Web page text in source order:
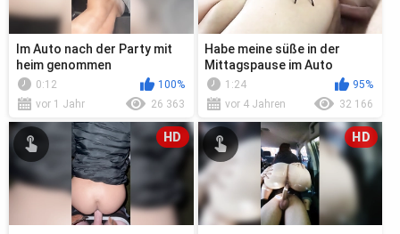
Im Auto nach der Party mit
heim genommen
0:12
100%
vor 1 Jahr
26 363
Habe meine süße in der
Mittagspause im Auto
vernascht
1:24
95%
vor 4 Jahren
32 166
HD HD